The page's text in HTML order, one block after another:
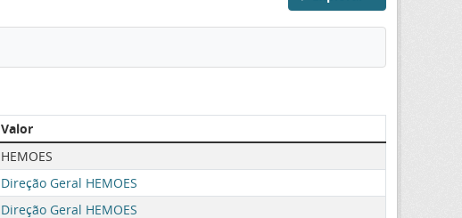
Valor
HEMOES
Direção Geral HEMOES
Direção Geral HEMOES